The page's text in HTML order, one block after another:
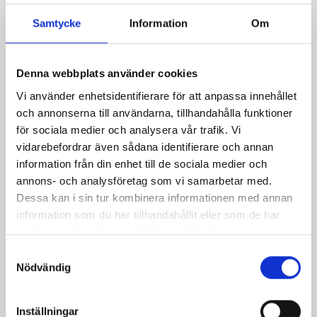
Samtycke Information Om
Denna webbplats använder cookies
Vi använder enhetsidentifierare för att anpassa innehållet
och annonserna till användarna, tillhandahålla funktioner
för sociala medier och analysera vår trafik. Vi
vidarebefordrar även sådana identifierare och annan
information från din enhet till de sociala medier och
annons- och analysföretag som vi samarbetar med.
Dessa kan i sin tur kombinera informationen med annan
information som du har tillhandahållit eller som de har
samlat in när du har använt deras tjänster.
Nödvändig
Inställningar
Bron Cape Ylle
Pris
499,00 kr